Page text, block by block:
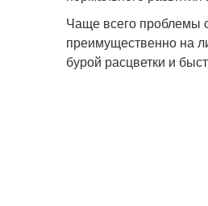
Чаще всего проблемы
преимущественно на
бурой расцветки и